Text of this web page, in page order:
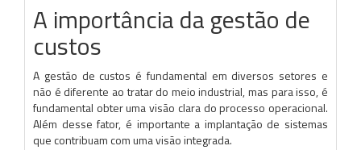
A importância da gestão de
custos
A gestão de custos é fundamental em diversos setores e
não é diferente ao tratar do meio industrial, mas para isso, é
fundamental obter uma visão clara do processo operacional.
Além desse fator, é importante a implantação de sistemas
que contribuam com uma visão integrada.